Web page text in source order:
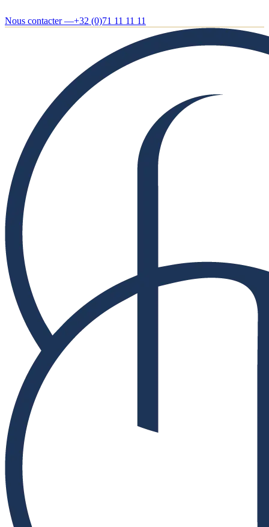
Nous contacter —+32 (0)71 11 11 11